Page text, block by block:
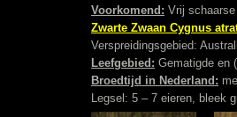
Voorkomend: Vrij
Zwarte Zwaan Cygnus
Verspreidingsgebied:
Leefgebied: Gematigde en
Broedtijd in Nederland:
Legsel: 5 – 7 eieren, bleek